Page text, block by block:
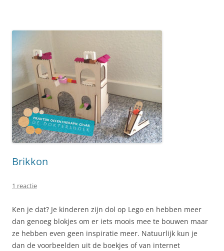
Brikkon
1 reactie
Ken je dat? Je kinderen zijn dol op Lego en hebben meer
dan genoeg blokjes om er iets moois mee te bouwen maar
ze hebben even geen inspiratie meer. Natuurlijk kun je
dan de voorbeelden uit de boekjes of van internet